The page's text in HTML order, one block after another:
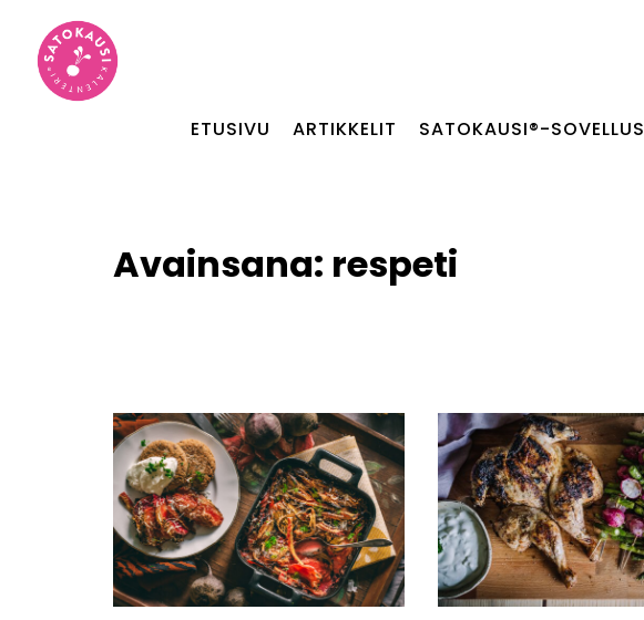
ETUSIVU ARTIKKELIT SATOKAUSI®-SOVELLUS
Avainsana: respeti